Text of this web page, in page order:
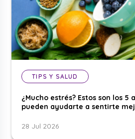
TIPS Y SALUD
¿Mucho estrés? Estos son los 5
pueden ayudarte a sentirte
28 Jul 2026